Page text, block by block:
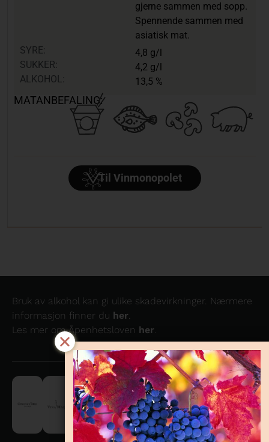
gjerne sammen med sopp.
Spennende sammen med
asiatisk mat.
SYRE:
4,8 g/l
SUKKER:
4,2 g/l
ALKOHOL:
13,5 %
MATANBEFALING:
Til Vinmonopolet
Bruk av alkohol kan gi ulike skadevirkninger. Nærmere
informasjon finner du her.
Les mer om Åpenhetsloven her.